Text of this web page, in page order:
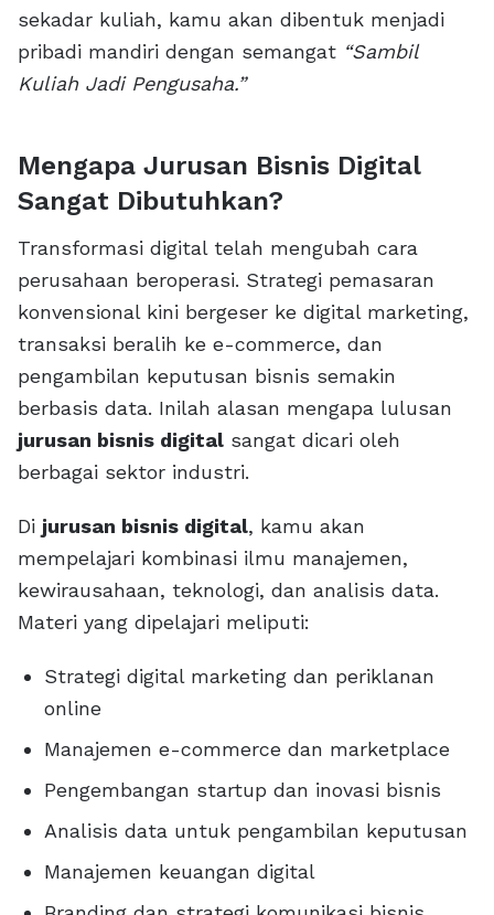
sekadar kuliah, kamu akan dibentuk menjadi
pribadi mandiri dengan semangat “Sambil
Kuliah Jadi Pengusaha.”
Mengapa Jurusan Bisnis Digital
Sangat Dibutuhkan?
Transformasi digital telah mengubah cara
perusahaan beroperasi. Strategi pemasaran
konvensional kini bergeser ke digital marketing,
transaksi beralih ke e-commerce, dan
pengambilan keputusan bisnis semakin
berbasis data. Inilah alasan mengapa lulusan
jurusan bisnis digital sangat dicari oleh
berbagai sektor industri.
Di jurusan bisnis digital, kamu akan
mempelajari kombinasi ilmu manajemen,
kewirausahaan, teknologi, dan analisis data.
Materi yang dipelajari meliputi:
Strategi digital marketing dan periklanan
online
Manajemen e-commerce dan marketplace
Pengembangan startup dan inovasi bisnis
Analisis data untuk pengambilan keputusan
Manajemen keuangan digital